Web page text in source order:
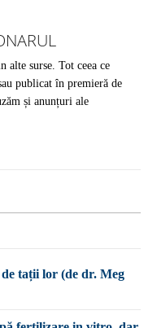
alte surse. Tot ceea ce
publicat în premieră de
și anunțuri ale
tații lor (de dr. Meg